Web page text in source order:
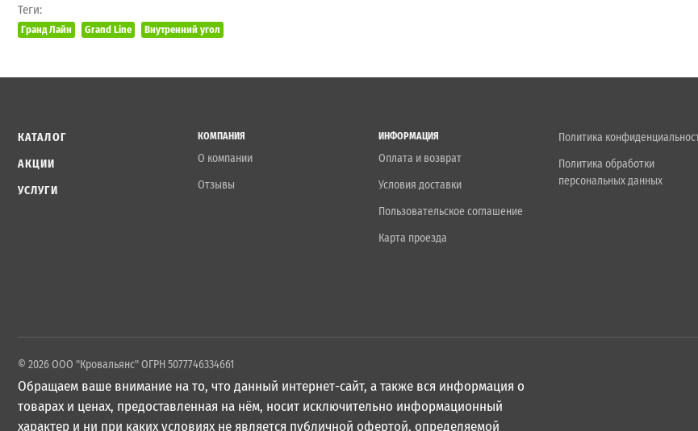
Теги:
Гранд Лайн Grand Line Внутренний угол
КАТАЛОГ
АКЦИИ
УСЛУГИ
КОМПАНИЯ
О компании
Отзывы
ИНФОРМАЦИЯ
Оплата и возврат
Условия доставки
Пользовательское соглашение
Карта проезда
Политика
Политика обработки
персональных данных
© 2026 ООО "Кровальянс" ОГРН 5077746334661
Обращаем ваше внимание на то, что данный интернет-сайт, а также вся информация о
товарах и ценах, предоставленная на нём, носит исключительно информационный
характер и ни при каких условиях не является публичной офертой, определяемой